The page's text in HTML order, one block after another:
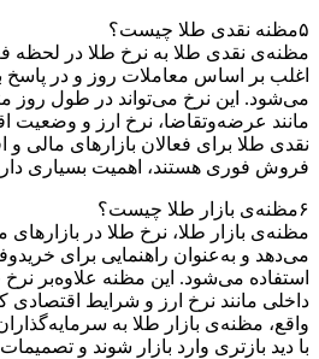
۵مظنه نقدی طلا چیست؟
مظنه‌ی نقدی طلا به نرخ طلا در لحظه
اغلب بر اساس معاملات روز و در پاسخ
می‌شود. این نرخ می‌تواند در طول روز
مانند عرضه‌و‌تقاضا، نرخ ارز و وضعیت
نقدی طلا برای فعالان بازارهای مالی و
فروش فوری هستند، اهمیت بسیاری
۶مظنه‌ی بازار طلا چیست؟
مظنه‌ی بازار طلا، نرخ طلا در
می‌دهد و به‌عنوان راهنمایی برای
استفاده می‌شود. این مظنه علاوه‌بر نرخ
داخلی مانند نرخ ارز و شرایط اقتصادی
واقع، مظنه‌ی بازار طلا به
با دید بازتری وارد بازار شوند و